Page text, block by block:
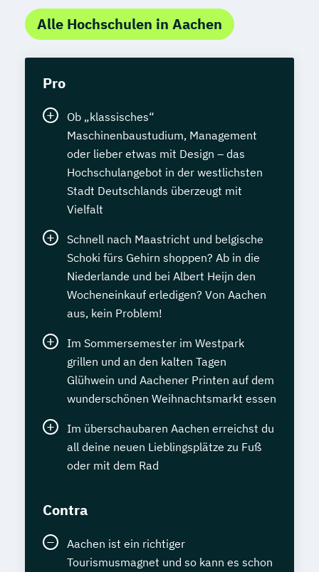
Alle Hochschulen in Aachen
Pro
Ob „klassisches“
Maschinenbaustudium, Management
oder lieber etwas mit Design – das
Hochschulangebot in der westlichsten
Stadt Deutschlands überzeugt mit
Vielfalt
Schnell nach Maastricht und belgische
Schoki fürs Gehirn shoppen? Ab in die
Niederlande und bei Albert Heijn den
Wocheneinkauf erledigen? Von Aachen
aus, kein Problem!
Im Sommersemester im Westpark
grillen und an den kalten Tagen
Glühwein und Aachener Printen auf dem
wunderschönen Weihnachtsmarkt essen
Im überschaubaren Aachen erreichst du
all deine neuen Lieblingsplätze zu Fuß
oder mit dem Rad
Contra
Aachen ist ein richtiger
Tourismusmagnet und so kann es schon